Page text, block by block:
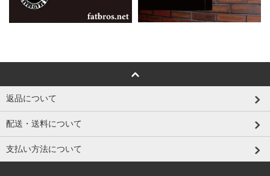
返品について
配送・送料について
支払い方法について